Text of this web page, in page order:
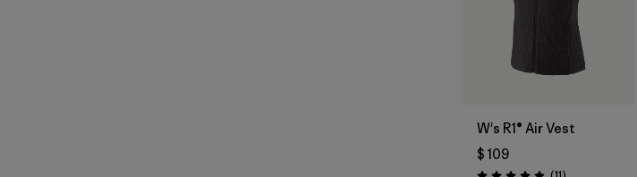
W's R1® Air Vest
$ 109